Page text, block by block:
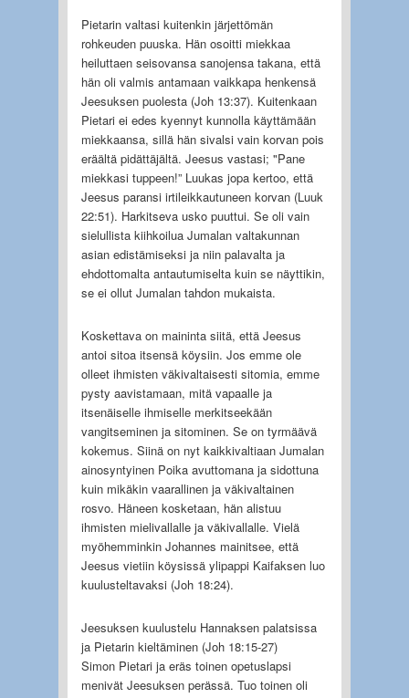
Pietarin valtasi kuitenkin järjettömän
rohkeuden puuska. Hän osoitti miekkaa
heiluttaen seisovansa sanojensa takana, että
hän oli valmis antamaan vaikkapa henkensä
Jeesuksen puolesta (Joh 13:37). Kuitenkaan
Pietari ei edes kyennyt kunnolla käyttämään
miekkaansa, sillä hän sivalsi vain korvan pois
eräältä pidättäjältä. Jeesus vastasi; "Pane
miekkasi tuppeen!” Luukas jopa kertoo, että
Jeesus paransi irtileikkautuneen korvan (Luuk
22:51). Harkitseva usko puuttui. Se oli vain
sielullista kiihkoilua Jumalan valtakunnan
asian edistämiseksi ja niin palavalta ja
ehdottomalta antautumiselta kuin se näyttikin,
se ei ollut Jumalan tahdon mukaista.
Koskettava on maininta siitä, että Jeesus
antoi sitoa itsensä köysiin. Jos emme ole
olleet ihmisten väkivaltaisesti sitomia, emme
pysty aavistamaan, mitä vapaalle ja
itsenäiselle ihmiselle merkitseekään
vangitseminen ja sitominen. Se on tyrmäävä
kokemus. Siinä on nyt kaikkivaltiaan Jumalan
ainosyntyinen Poika avuttomana ja sidottuna
kuin mikäkin vaarallinen ja väkivaltainen
rosvo. Häneen kosketaan, hän alistuu
ihmisten mielivallalle ja väkivallalle. Vielä
myöhemminkin Johannes mainitsee, että
Jeesus vietiin köysissä ylipappi Kaifaksen luo
kuulusteltavaksi (Joh 18:24).
Jeesuksen kuulustelu Hannaksen palatsissa
ja Pietarin kieltäminen (Joh 18:15-27)
Simon Pietari ja eräs toinen opetuslapsi
menivät Jeesuksen perässä. Tuo toinen oli